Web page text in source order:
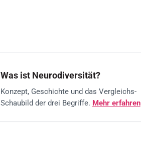
Was ist Neurodiversität?
Konzept, Geschichte und das Vergleichs-
Schaubild der drei Begriffe. Mehr erfahren